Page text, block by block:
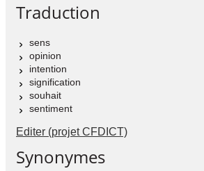
Traduction
sens
opinion
intention
signification
souhait
sentiment
Editer (projet CFDICT)
Synonymes